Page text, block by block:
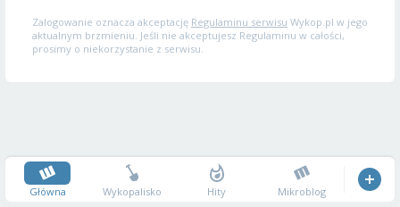
Zalogowanie oznacza akceptację Regulaminu serwisu Wykop.pl w jego
aktualnym brzmieniu. Jeśli nie akceptujesz Regulaminu w całości,
prosimy o niekorzystanie z serwisu.
Główna Wykopalisko Hity Mikroblog